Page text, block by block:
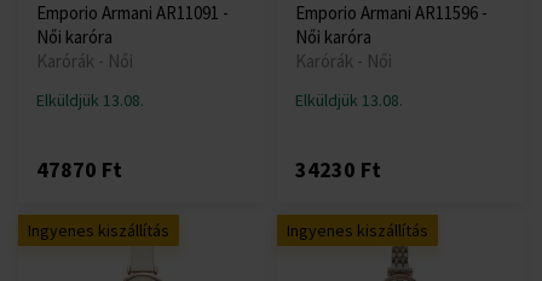
Emporio Armani AR11091 -
Női karóra
Karórák - Női
Elküldjük 13.08.
47870 Ft
Emporio Armani AR11596 -
Női karóra
Karórák - Női
Elküldjük 13.08.
34230 Ft
Ingyenes kiszállítás Ingyenes kiszállítás